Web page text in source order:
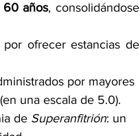
60 años, consolidándose
ofrecer estancias de
por mayores
(en una escala de 5.0).
de Superanfitrión: un